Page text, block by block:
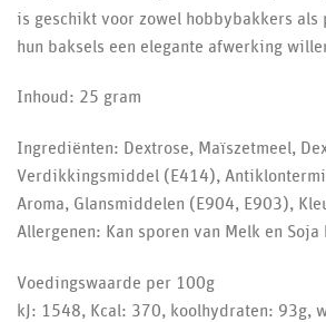
is geschikt voor zowel hobbybakkers als
hun baksels een elegante afwerking
Inhoud: 25 gram
Ingrediënten: Dextrose, Maïszetmeel,
Verdikkingsmiddel (E414),
Aroma, Glansmiddelen (E904, E903),
Allergenen: Kan sporen van Melk en Soja
Voedingswaarde per 100g
kJ: 1548, Kcal: 370, koolhydraten: 93g,